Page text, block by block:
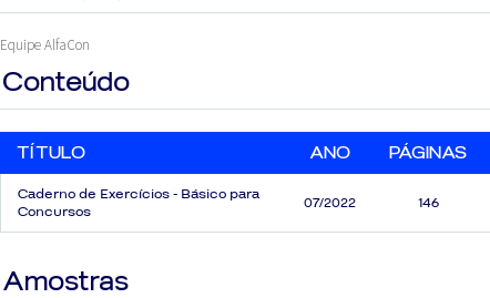
Equipe AlfaCon
Conteúdo
TÍTULO ANO PÁGINAS
Caderno de Exercícios - Básico para
Concursos
07/2022 146
Amostras